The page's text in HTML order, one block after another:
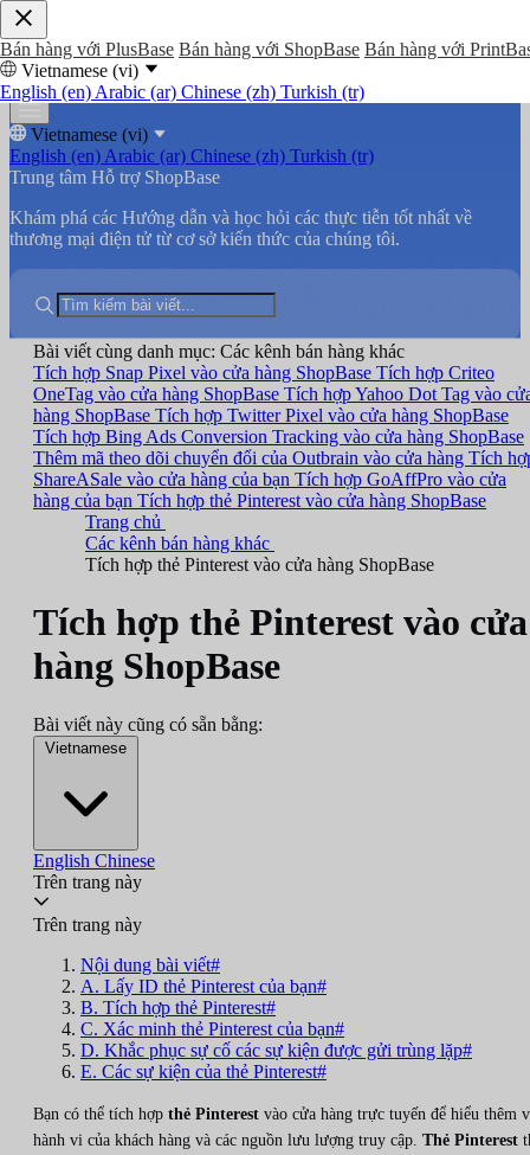
Bán hàng với PlusBase Bán hàng với ShopBase Bán hàng với
Vietnamese (vi)
English (en) Arabic (ar) Chinese (zh) Turkish (tr)
Vietnamese (vi)
English (en) Arabic (ar) Chinese (zh) Turkish (tr)
Trung tâm Hỗ trợ ShopBase
Khám phá các Hướng dẫn và học hỏi các thực tiễn tốt nhất về
thương mại điện tử từ cơ sở kiến thức của chúng tôi.
Bài viết cùng danh mục: Các kênh bán hàng khác
Tích hợp Snap Pixel vào cửa hàng ShopBase Tích hợp Criteo
OneTag vào cửa hàng ShopBase Tích hợp Yahoo Dot Tag vào
hàng ShopBase Tích hợp Twitter Pixel vào cửa hàng ShopBase
Tích hợp Bing Ads Conversion Tracking vào cửa hàng ShopBase
Thêm mã theo dõi chuyển đổi của Outbrain vào cửa hàng Tích
ShareASale vào cửa hàng của bạn Tích hợp GoAffPro vào cửa
hàng của bạn Tích hợp thẻ Pinterest vào cửa hàng ShopBase
Trang chủ
Các kênh bán hàng khác
Tích hợp thẻ Pinterest vào cửa hàng ShopBase
Tích hợp thẻ Pinterest vào cửa
hàng ShopBase
Bài viết này cũng có sẵn bằng:
Vietnamese
English Chinese
Trên trang này
Trên trang này
Nội dung bài viết#
A. Lấy ID thẻ Pinterest của bạn#
B. Tích hợp thẻ Pinterest#
C. Xác minh thẻ Pinterest của bạn#
D. Khắc phục sự cố các sự kiện được gửi trùng lặp#
E. Các sự kiện của thẻ Pinterest#
Bạn có thể tích hợp thẻ Pinterest vào cửa hàng trực tuyến để hiểu thêm
hành vi của khách hàng và các nguồn lưu lượng truy cập. Thẻ Pinterest